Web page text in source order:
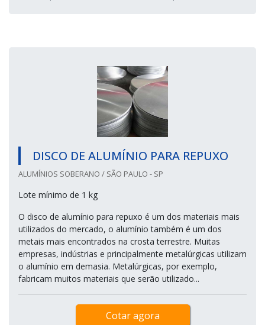
DISCO DE ALUMÍNIO PARA REPUXO
ALUMÍNIOS SOBERANO / SÃO PAULO - SP
Lote mínimo de 1 kg
O disco de alumínio para repuxo é um dos materiais mais
utilizados do mercado, o alumínio também é um dos
metais mais encontrados na crosta terrestre. Muitas
empresas, indústrias e principalmente metalúrgicas utilizam
o alumínio em demasia. Metalúrgicas, por exemplo,
fabricam muitos materiais que serão utilizado...
Cotar agora